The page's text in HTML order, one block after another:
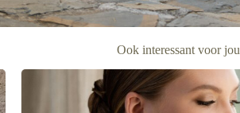
Ook interessant voor jou